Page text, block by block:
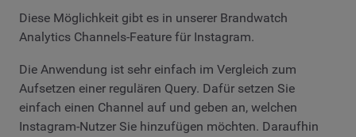
Diese Möglichkeit gibt es in unserer Brandwatch
Analytics Channels-Feature für Instagram.
Die Anwendung ist sehr einfach im Vergleich zum
Aufsetzen einer regulären Query. Dafür setzen Sie
einfach einen Channel auf und geben an, welchen
Instagram-Nutzer Sie hinzufügen möchten. Daraufhin